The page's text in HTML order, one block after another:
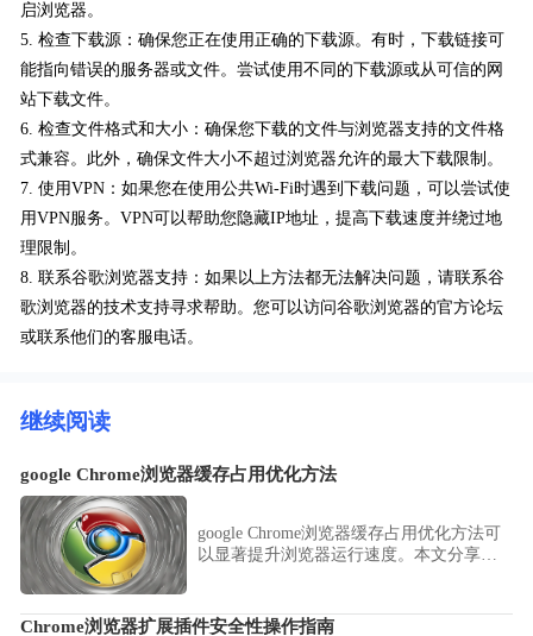
启浏览器。
5. 检查下载源：确保您正在使用正确的下载源。有时，下载链接可
能指向错误的服务器或文件。尝试使用不同的下载源或从可信的网
站下载文件。
6. 检查文件格式和大小：确保您下载的文件与浏览器支持的文件格
式兼容。此外，确保文件大小不超过浏览器允许的最大下载限制。
7. 使用VPN：如果您在使用公共Wi-Fi时遇到下载问题，可以尝试使
用VPN服务。VPN可以帮助您隐藏IP地址，提高下载速度并绕过地
理限制。
8. 联系谷歌浏览器支持：如果以上方法都无法解决问题，请联系谷
歌浏览器的技术支持寻求帮助。您可以访问谷歌浏览器的官方论坛
或联系他们的客服电话。
继续阅读
google Chrome浏览器缓存占用优化方法
google Chrome浏览器缓存占用优化方法可
以显著提升浏览器运行速度。本文分享了
Chrome浏览器扩展插件安全性操作指南